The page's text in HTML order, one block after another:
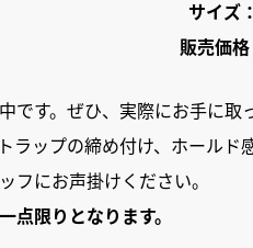
サイズ
販売価
です。ぜひ、実際にお手に
ラップの締め付け、ホール
フにお声掛けください。
点限りとなります。